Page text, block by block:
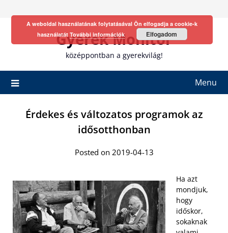
Gyerek Monitor
középpontban a gyerekvilág!
Menu
Érdekes és változatos programok az
idősotthonban
Posted on 2019-04-13
Ha azt
mondjuk,
hogy
időskor,
sokaknak
A weboldal használatának folytatásával Ön elfogadja a cookie-k
használatát További információk Elfogadom